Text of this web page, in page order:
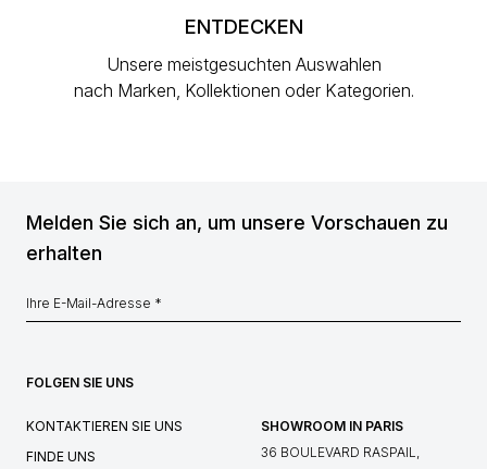
ENTDECKEN
Unsere meistgesuchten Auswahlen
nach Marken, Kollektionen oder Kategorien.
Melden Sie sich an, um unsere Vorschauen zu
erhalten
FOLGEN SIE UNS
KONTAKTIEREN SIE UNS
FINDE UNS
SHOWROOM IN PARIS
36 BOULEVARD RASPAIL,